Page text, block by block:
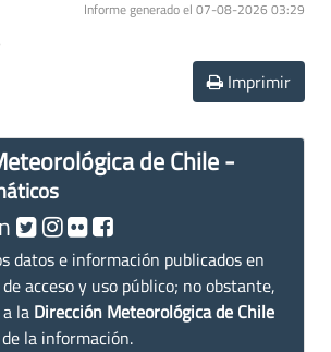
Informe generado el 07-08-2026 03:29
Imprimir
de Chile -
datos e información publicados en
acceso y uso público; no obstante,
la Dirección Meteorológica de Chile
la información.